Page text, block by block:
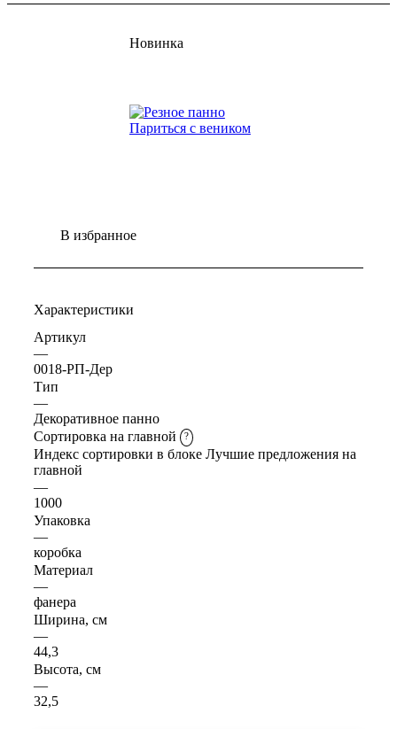
Новинка
В избранное
Характеристики
Артикул
—
0018-РП-Дер
Тип
—
Декоративное панно
Сортировка на главной
?
Индекс сортировки в блоке Лучшие предложения на
главной
—
1000
Упаковка
—
коробка
Материал
—
фанера
Ширина, см
—
44,3
Высота, см
—
32,5